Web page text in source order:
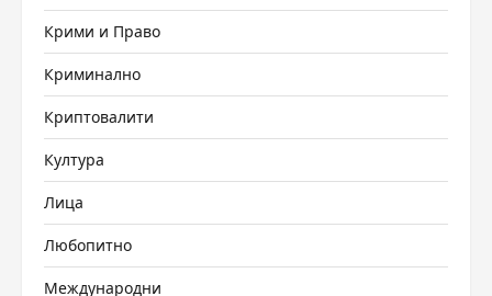
Крими и Право
Криминално
Криптовалити
Култура
Лица
Любопитно
Международни